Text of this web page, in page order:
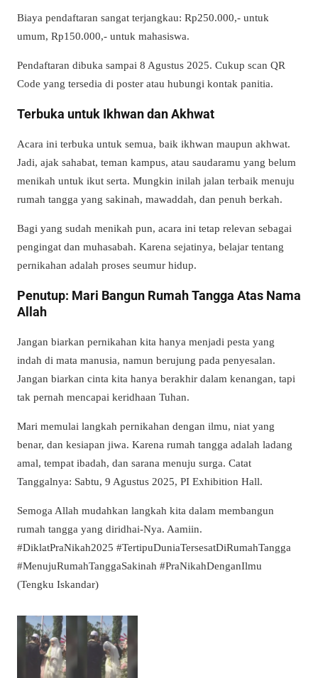
Biaya pendaftaran sangat terjangkau: Rp250.000,- untuk
umum, Rp150.000,- untuk mahasiswa.
Pendaftaran dibuka sampai 8 Agustus 2025. Cukup scan QR
Code yang tersedia di poster atau hubungi kontak panitia.
Terbuka untuk Ikhwan dan Akhwat
Acara ini terbuka untuk semua, baik ikhwan maupun akhwat.
Jadi, ajak sahabat, teman kampus, atau saudaramu yang belum
menikah untuk ikut serta. Mungkin inilah jalan terbaik menuju
rumah tangga yang sakinah, mawaddah, dan penuh berkah.
Bagi yang sudah menikah pun, acara ini tetap relevan sebagai
pengingat dan muhasabah. Karena sejatinya, belajar tentang
pernikahan adalah proses seumur hidup.
Penutup: Mari Bangun Rumah Tangga Atas Nama
Allah
Jangan biarkan pernikahan kita hanya menjadi pesta yang
indah di mata manusia, namun berujung pada penyesalan.
Jangan biarkan cinta kita hanya berakhir dalam kenangan, tapi
tak pernah mencapai keridhaan Tuhan.
Mari memulai langkah pernikahan dengan ilmu, niat yang
benar, dan kesiapan jiwa. Karena rumah tangga adalah ladang
amal, tempat ibadah, dan sarana menuju surga. Catat
Tanggalnya: Sabtu, 9 Agustus 2025, PI Exhibition Hall.
Semoga Allah mudahkan langkah kita dalam membangun
rumah tangga yang diridhai-Nya. Aamiin.
#DiklatPraNikah2025 #TertipuDuniaTersesatDiRumahTangga
#MenujuRumahTanggaSakinah #PraNikahDenganIlmu
(Tengku Iskandar)